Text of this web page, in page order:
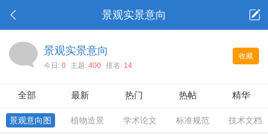
景观实景意向
收藏
景观实景意向
今日: 0 主题: 400 排名: 14
全部 最新 热门 热帖 精华
景观意向图 植物造景 学术论文 标准规范 技术文档